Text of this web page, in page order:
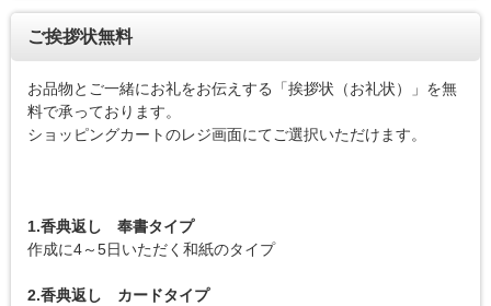
ご挨拶状無料
お品物とご一緒にお礼をお伝えする「挨拶状（お礼状）」を無
料で承っております。
ショッピングカートのレジ画面にてご選択いただけます。
1.香典返し 奉書タイプ
作成に4～5日いただく和紙のタイプ
2.香典返し カードタイプ